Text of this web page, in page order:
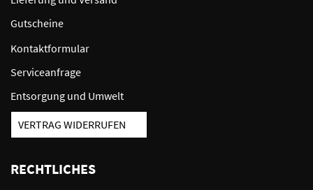
Gutscheine
Kontaktformular
Serviceanfrage
Entsorgung und Umwelt
VERTRAG WIDERRUFEN
RECHTLICHES